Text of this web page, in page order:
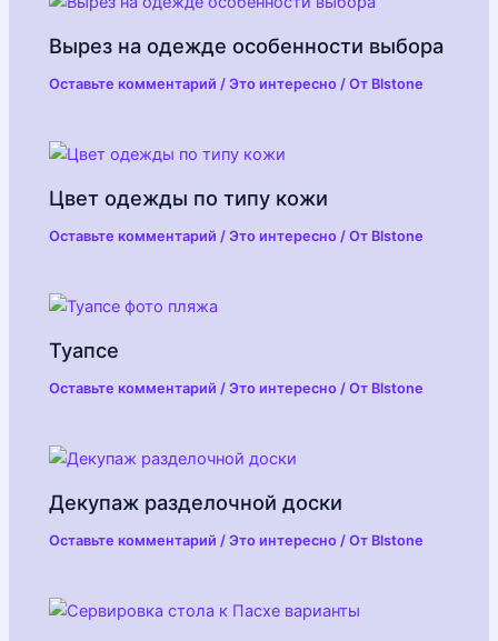
Вырез на одежде особенности выбора
Оставьте комментарий /Это интересно / От Blstone
Цвет одежды по типу кожи
Оставьте комментарий /Это интересно / От Blstone
Туапсе
Оставьте комментарий /Это интересно / От Blstone
Декупаж разделочной доски
Оставьте комментарий /Это интересно / От Blstone